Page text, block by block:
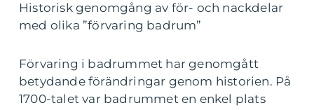
Historisk genomgång av för- och nackdelar
med olika ”förvaring badrum”
Förvaring i badrummet har genomgått
betydande förändringar genom historien. På
1700-talet var badrummet en enkel plats